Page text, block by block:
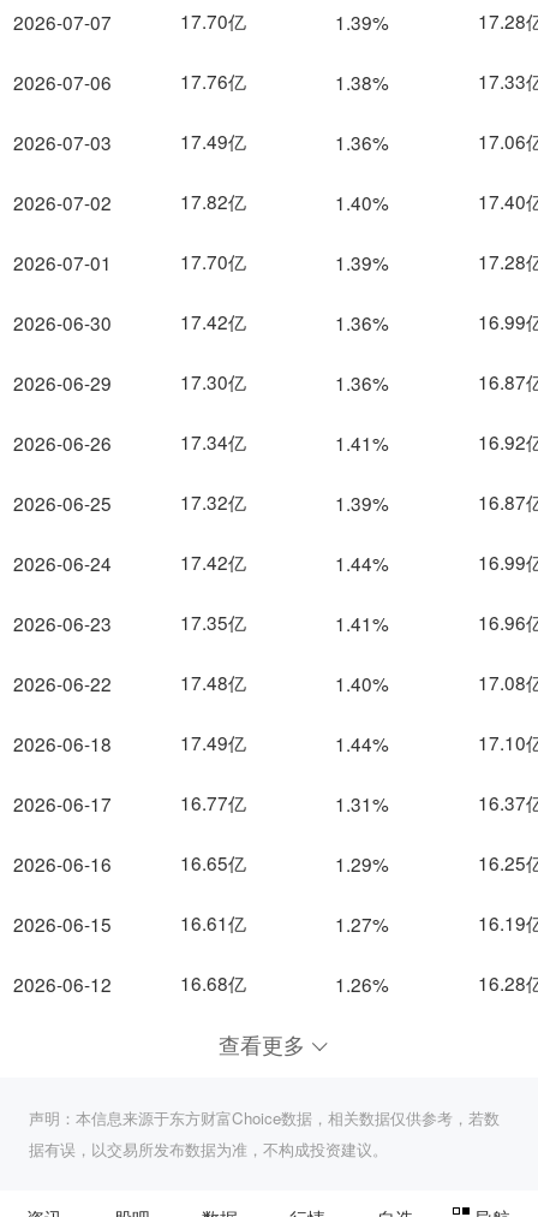
2026-07-07
2026-07-06
2026-07-03
2026-07-02
2026-07-01
2026-06-30
2026-06-29
2026-06-26
2026-06-25
2026-06-24
2026-06-23
2026-06-22
2026-06-18
2026-06-17
2026-06-16
2026-06-15
2026-06-12
17.70亿 1.39% 17.28
17.76亿 1.38% 17.33
17.49亿 1.36% 17.06
17.82亿 1.40% 17.40
17.70亿 1.39% 17.28
17.42亿 1.36% 16.99
17.30亿 1.36% 16.87
17.34亿 1.41% 16.92
17.32亿 1.39% 16.87
17.42亿 1.44% 16.99
17.35亿 1.41% 16.96
17.48亿 1.40% 17.08
17.49亿 1.44% 17.10
16.77亿 1.31% 16.37
16.65亿 1.29% 16.25
16.61亿 1.27% 16.19
16.68亿 1.26% 16.28
查看更多
声明：本信息来源于东方财富Choice数据，相关数据仅供参考，若数
据有误，以交易所发布数据为准，不构成投资建议。